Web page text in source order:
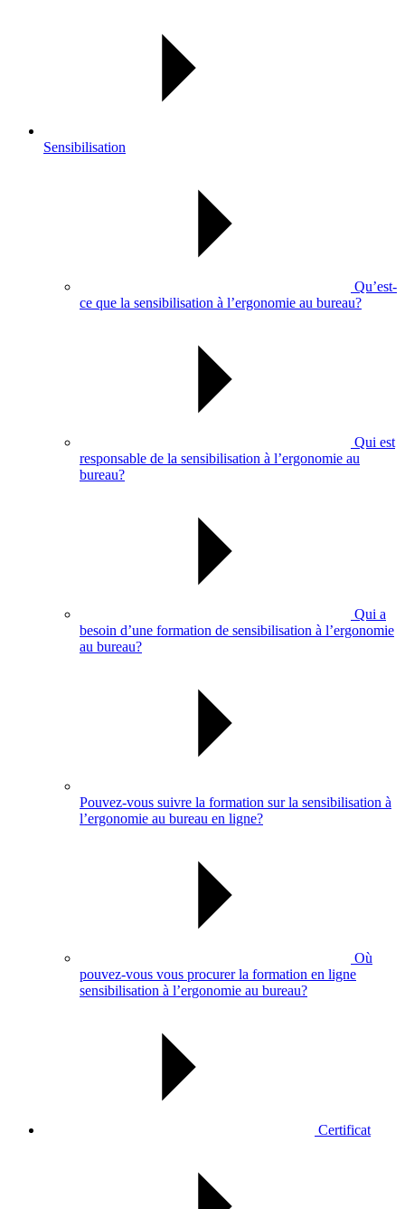
Sensibilisation
Qu’est-
ce que la sensibilisation à l’ergonomie au bureau?
Qui est
responsable de la sensibilisation à l’ergonomie au
bureau?
Qui a
besoin d’une formation de sensibilisation à l’ergonomie
au bureau?
Pouvez-vous suivre la formation sur la sensibilisation à
l’ergonomie au bureau en ligne?
Où
pouvez-vous vous procurer la formation en ligne
sensibilisation à l’ergonomie au bureau?
Certificat